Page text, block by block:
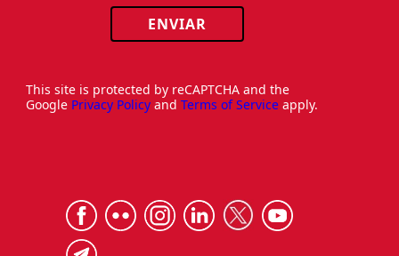
ENVIAR
This site is protected by reCAPTCHA and the
Google Privacy Policy and Terms of Service apply.